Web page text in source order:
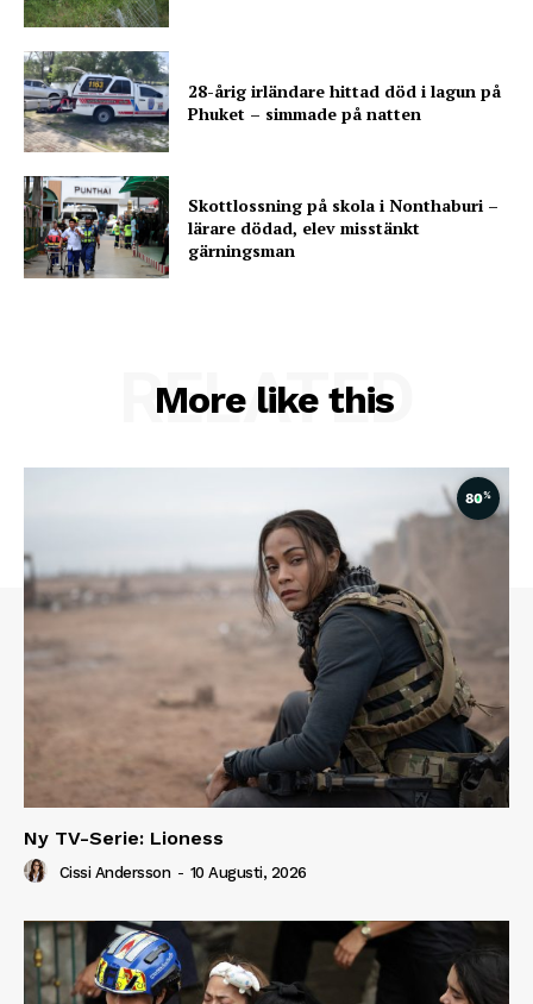
28-årig irländare hittad död i lagun på
Phuket – simmade på natten
Skottlossning på skola i Nonthaburi –
lärare dödad, elev misstänkt
gärningsman
More like this
RELATED
80%
Ny TV-Serie: Lioness
Cissi Andersson - 10 Augusti, 2026